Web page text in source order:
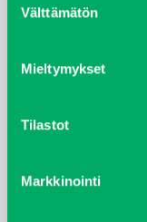
valinta
Välttämätön
Mieltymykset
Tilastot
Markkinointi
helmikuu 2022
joulukuu 2021